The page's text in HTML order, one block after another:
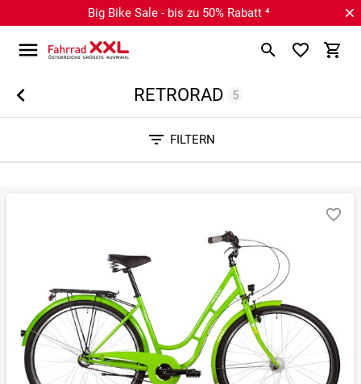
Big Bike Sale - bis zu 50% Rabatt ⁴
RETRORAD 5
FILTERN